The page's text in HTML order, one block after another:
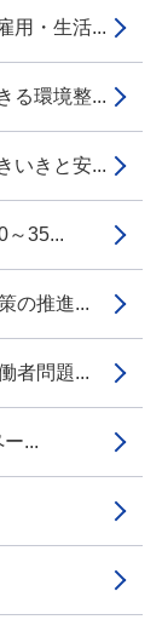
用・生活...
る環境整...
いきと安...
35...
の推進...
者問題...
...